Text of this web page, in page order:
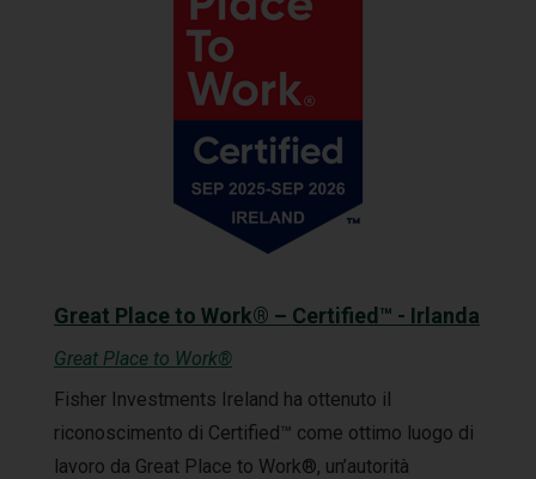
Great Place to Work® – Certified™ - Irlanda
Great Place to Work®
Fisher Investments Ireland ha ottenuto il
riconoscimento di Certified™ come ottimo luogo di
lavoro da Great Place to Work®, un’autorità